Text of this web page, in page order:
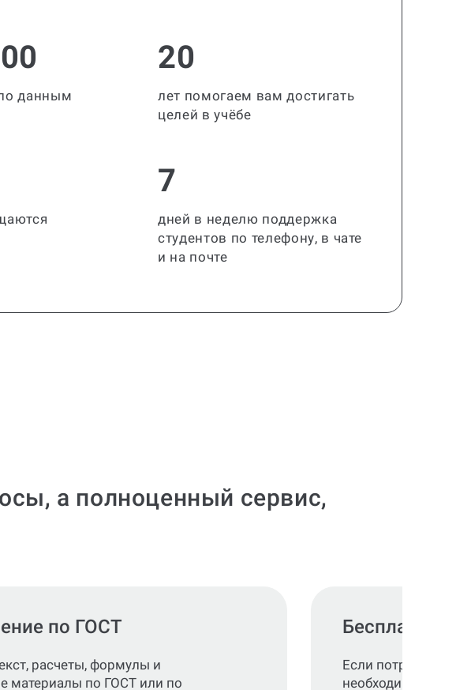
данным
20
лет помогаем вам достигать
целей в учёбе
7
дней в неделю поддержка
студентов по телефону, в чате
и на почте
а полноценный сервис,
по ГОСТ
расчеты, формулы и
материалы по ГОСТ или по
Бесплатные
Если потребуется,
необходимые